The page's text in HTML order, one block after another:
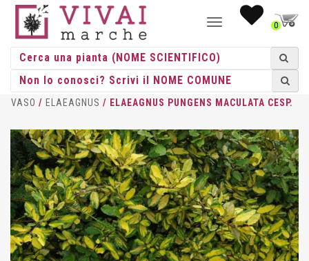
NAVIGAZIONE0
HOME /CESPUGLI CESPUGLI
VASO / ELAEAGNUS / ELAEAGNUS PUNGENS MACULATA CESP.